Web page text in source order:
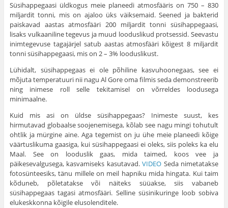
Süsihappegaasi üldkogus meie planeedi atmosfääris on 750 – 830
miljardit tonni, mis on ajaloo üks väiksemaid. Seened ja bakterid
paiskavad aastas atmosfääri 200 miljardit tonni süsihappegaasi,
lisaks vulkaaniline tegevus ja muud looduslikud protsessid. Seevastu
inimtegevuse tagajärjel satub aastas atmosfääri kõigest 8 miljardit
tonni süsihappegaasi, mis on 2 – 3% looduslikust.
Lühidalt, süsihappegaas ei ole põhiline kasvuhoonegaas, see ei
mõjuta temperatuuri nii nagu Al Gore oma filmis seda demonstreerib
ning inimese roll selle tekitamisel on võrreldes loodusega
minimaalne.
Kuid mis asi on üldse süsihappegaas? Inimeste suust, kes
hirmutavad globaalse soojenemisega, kõlab see nagu mingi tohutult
ohtlik ja mürgine aine. Aga tegemist on ju ühe meie planeedi kõige
väärtuslikuma gaasiga, kui süsihappegaasi ei oleks, siis poleks ka elu
Maal. See on looduslik gaas, mida taimed, koos vee ja
päikesevalgusega, kasvamiseks kasutavad.VIDEO Seda nimetatakse
fotosünteesiks, tänu millele on meil hapniku mida hingata. Kui taim
kõduneb, põletatakse või näiteks süüakse, siis vabaneb
süsihappegaas tagasi atmosfääri. Selline süsinikuringe loob sobiva
elukeskkonna kõigile elusolenditele.